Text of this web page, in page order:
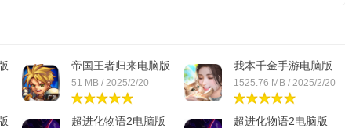
帝国王者归来电脑版
「...
51 MB / 2025/2/20
我本千金手游电脑版
「...
1525.76 MB / 2025/2/20
超进化物语2电脑版
超进化物语2电脑版